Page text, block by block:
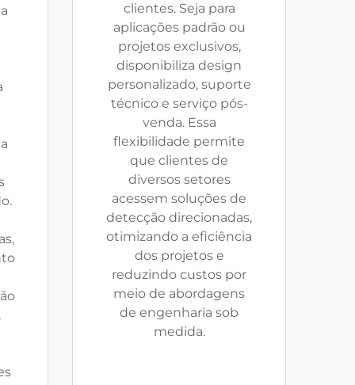
clientes. Seja para
aplicações padrão ou
projetos exclusivos,
disponibiliza design
personalizado, suporte
técnico e serviço pós-
venda. Essa
flexibilidade permite
que clientes de
diversos setores
acessem soluções de
detecção direcionadas,
otimizando a eficiência
dos projetos e
reduzindo custos por
meio de abordagens
de engenharia sob
medida.